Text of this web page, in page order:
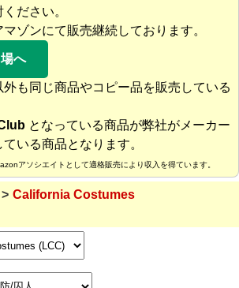
ださい。
ゾンにて販売継続しております。
へ
も同じ商品やコピー品を販売している
となっている商品が弊社がメーカー
いる商品となります。
アソシエイトとして適格販売により収入を得ています。
California Costumes